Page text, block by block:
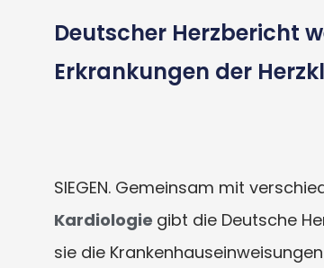
Deutscher Herzbericht
Erkrankungen der
SIEGEN. Gemeinsam mit
Kardiologie gibt die Deutsche
sie die